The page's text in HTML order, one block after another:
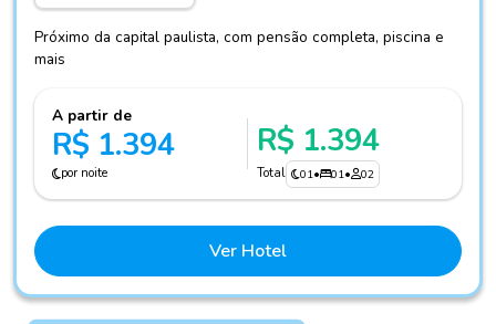
Próximo da capital paulista, com pensão completa, piscina e
mais
A partir de
R$ 1.394
por noite
R$ 1.394
Total 01• 01• 02
Ver Hotel